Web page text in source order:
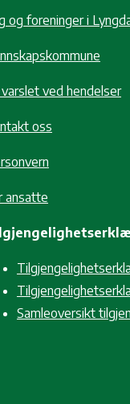
og foreninger i
varslet ved hendelser
oss
ansatte
Samleoversikt